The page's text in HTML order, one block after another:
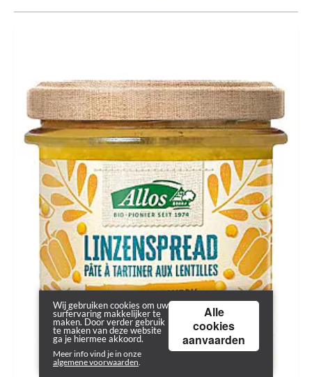
Wij gebruiken cookies om uw
surfervaring makkelijker te
maken. Door verder gebruik
te maken van deze website
ga je hiermee akkoord.
Meer info vind je in onze
algemene voorwaarden.
Alle
cookies
aanvaarden